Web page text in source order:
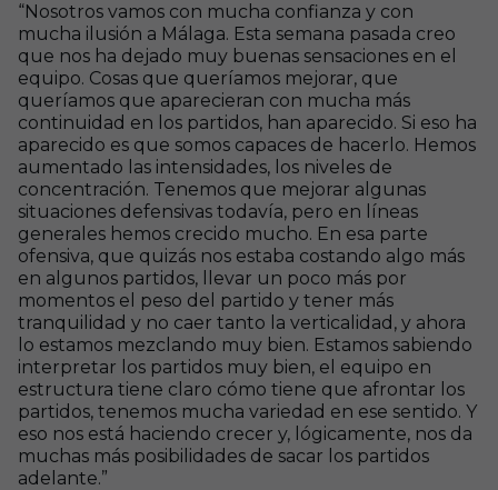
“Nosotros vamos con mucha confianza y con
mucha ilusión a Málaga. Esta semana pasada creo
que nos ha dejado muy buenas sensaciones en el
equipo. Cosas que queríamos mejorar, que
queríamos que aparecieran con mucha más
continuidad en los partidos, han aparecido. Si eso ha
aparecido es que somos capaces de hacerlo. Hemos
aumentado las intensidades, los niveles de
concentración. Tenemos que mejorar algunas
situaciones defensivas todavía, pero en líneas
generales hemos crecido mucho. En esa parte
ofensiva, que quizás nos estaba costando algo más
en algunos partidos, llevar un poco más por
momentos el peso del partido y tener más
tranquilidad y no caer tanto la verticalidad, y ahora
lo estamos mezclando muy bien. Estamos sabiendo
interpretar los partidos muy bien, el equipo en
estructura tiene claro cómo tiene que afrontar los
partidos, tenemos mucha variedad en ese sentido. Y
eso nos está haciendo crecer y, lógicamente, nos da
muchas más posibilidades de sacar los partidos
adelante.”